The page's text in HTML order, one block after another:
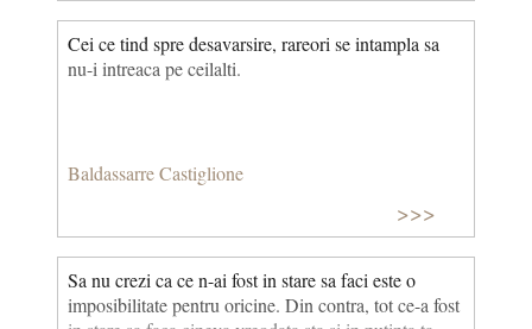
Cei ce tind spre desavarsire, rareori se intampla sa
nu-i intreaca pe ceilalti.
Baldassarre Castiglione
>>>
Sa nu crezi ca ce n-ai fost in stare sa faci este o
imposibilitate pentru oricine. Din contra, tot ce-a fost